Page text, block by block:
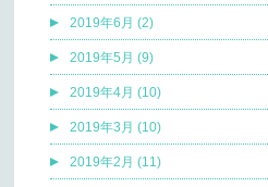
2019年6月 (2)
2019年5月 (9)
2019年4月 (10)
2019年3月 (10)
2019年2月 (11)